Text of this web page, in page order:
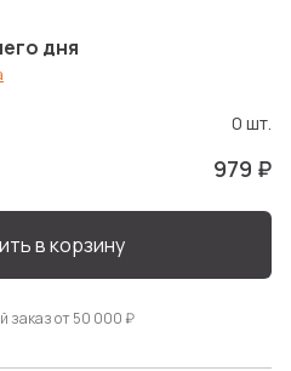
дня
0 шт.
979 ₽
в корзину
от 50 000 ₽